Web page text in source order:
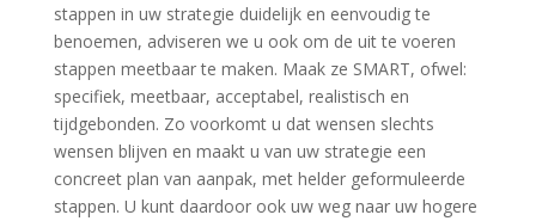
stappen in uw strategie duidelijk en eenvoudig te
benoemen, adviseren we u ook om de uit te voeren
stappen meetbaar te maken. Maak ze SMART, ofwel:
specifiek, meetbaar, acceptabel, realistisch en
tijdgebonden. Zo voorkomt u dat wensen slechts
wensen blijven en maakt u van uw strategie een
concreet plan van aanpak, met helder geformuleerde
stappen. U kunt daardoor ook uw weg naar uw hogere